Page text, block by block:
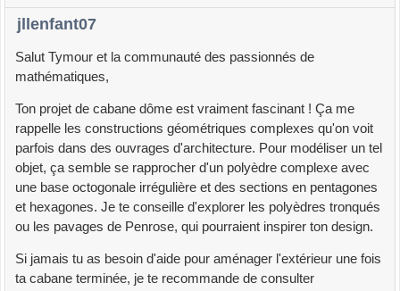
jllenfant07
Salut Tymour et la communauté des passionnés de
mathématiques,
Ton projet de cabane dôme est vraiment fascinant ! Ça me
rappelle les constructions géométriques complexes qu'on voit
parfois dans des ouvrages d'architecture. Pour modéliser un tel
objet, ça semble se rapprocher d'un polyèdre complexe avec
une base octogonale irrégulière et des sections en pentagones
et hexagones. Je te conseille d'explorer les polyèdres tronqués
ou les pavages de Penrose, qui pourraient inspirer ton design.
Si jamais tu as besoin d'aide pour aménager l'extérieur une fois
ta cabane terminée, je te recommande de consulter